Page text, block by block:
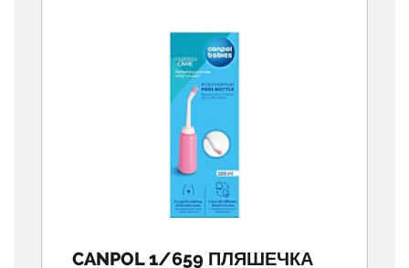
CANPOL 1/659 ПЛЯШЕЧКА